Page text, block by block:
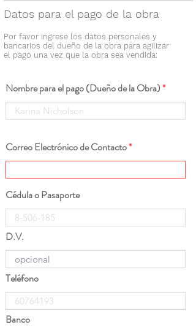
Datos para el pago de la obra
Por favor ingrese los datos personales y
bancarios del dueño de la obra para agilizar
el pago una vez que la obra sea vendida:
Nombre para el pago (Dueño de la Obra)
Correo Electrónico de Contacto
Cédula o Pasaporte
D.V.
Teléfono
Banco